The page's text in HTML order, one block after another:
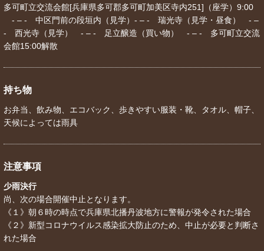
多可町立交流会館[兵庫県多可郡多可町加美区寺内251]（座学）9:00
- – - 中区門前の段垣内（見学）- – - 瑞光寺（見学・昼食） - –
- 西光寺（見学） - – - 足立醸造（買い物） - – - 多可町立交流
会館15:00解散
持ち物
お弁当、飲み物、エコバック、歩きやすい服装・靴、タオル、帽子、
天候によっては雨具
注意事項
少雨決行
尚、次の場合開催中止となります。
《１》朝６時の時点で兵庫県北播丹波地方に警報が発令された場合
《２》新型コロナウイルス感染拡大防止のため、中止が必要と判断さ
れた場合